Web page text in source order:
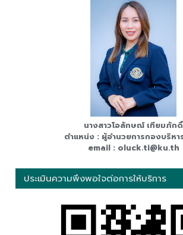
นางสาวโอลักษณ์ เทียมภักดิ์
ตำแหน่ง : ผู้อำนวยการกองบริหา
email : oluck.ti@ku.th
ประเมินความพึงพอใจต่อการให้บริการ